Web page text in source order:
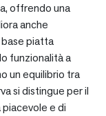
offrendo una
anche
base piatta
funzionalità a
un equilibrio tra
si distingue per il
e di